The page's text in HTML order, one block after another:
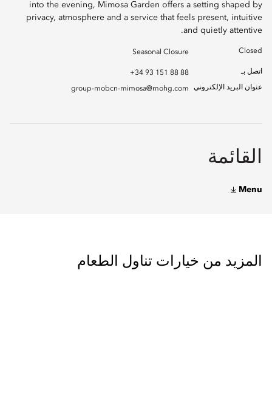
into the evening, Mimosa Garden offers a setting shaped by
privacy, atmosphere and a service that feels present, intuitive
and quietly attentive.
Closed
Seasonal Closure
اتصل بـ
+34 93 151 88 88
عنوان البريد الإلكتروني
group-mobcn-mimosa@mohg.com
القائمة
Menu
المزيد من خيارات تناول الطعام